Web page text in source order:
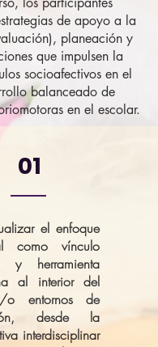
de apoyo a la
planeación y
que impulsen la
socioafectivos en el
balanceado de
en el escolar.
01
el enfoque
como vínculo
y herramienta
al interior del
entornos de
desde la
interdisciplinar